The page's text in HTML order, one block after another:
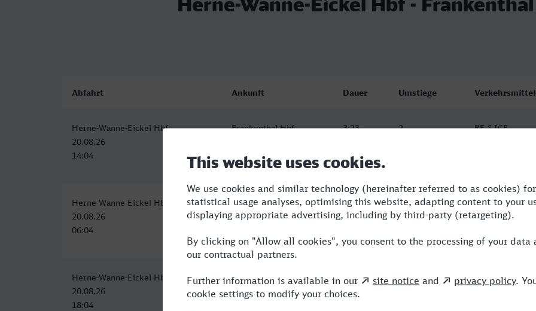
Abfahrt Ankunft Dauer Umstiege Verkehrsmittel
Herne-Wanne-Eickel Hbf
20.08.26
14:04
Frankenthal Hbf
17:27
3:23 2 RE,S,ICE
Herne-Wanne-Eickel Hbf
20.08.26
06:04
Frankenthal Hbf
20.08.26
4:05 2 RE,ICE
Herne-Wanne-Eickel Hbf
20.08.26
18:04
Frankenthal Hbf
20.08.26
5:20 3 RB,RE,NX